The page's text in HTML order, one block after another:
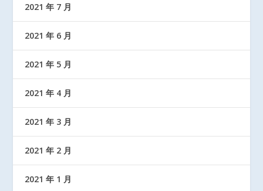
2021 年 7 月
2021 年 6 月
2021 年 5 月
2021 年 4 月
2021 年 3 月
2021 年 2 月
2021 年 1 月